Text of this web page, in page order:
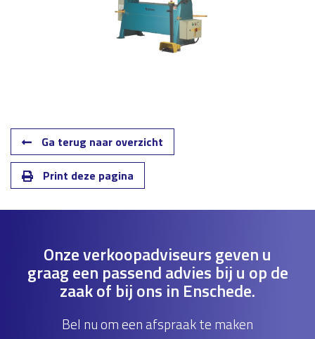
Ga terug naar overzicht
Print deze pagina
Onze verkoopadviseurs geven u
graag een passend advies bij u op de
zaak of bij ons in Enschede.
Bel nu om een afspraak te maken